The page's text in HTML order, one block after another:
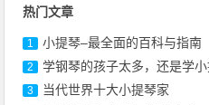
热门文章
1 小提琴–最全面的百科与指南
2 学钢琴的孩子太多，还是学
3 当代世界十大小提琴家